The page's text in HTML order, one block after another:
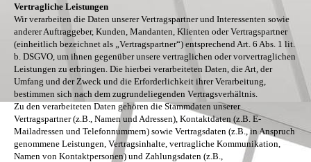
Vertragliche Leistungen
Wir verarbeiten die Daten unserer Vertragspartner und Interessenten sowie
anderer Auftraggeber, Kunden, Mandanten, Klienten oder Vertragspartner
(einheitlich bezeichnet als „Vertragspartner“) entsprechend Art. 6 Abs. 1 lit.
b. DSGVO, um ihnen gegenüber unsere vertraglichen oder vorvertraglichen
Leistungen zu erbringen. Die hierbei verarbeiteten Daten, die Art, der
Umfang und der Zweck und die Erforderlichkeit ihrer Verarbeitung,
bestimmen sich nach dem zugrundeliegenden Vertragsverhältnis.
Zu den verarbeiteten Daten gehören die Stammdaten unserer
Vertragspartner (z.B., Namen und Adressen), Kontaktdaten (z.B. E-
Mailadressen und Telefonnummern) sowie Vertragsdaten (z.B., in Anspruch
genommene Leistungen, Vertragsinhalte, vertragliche Kommunikation,
Namen von Kontaktpersonen) und Zahlungsdaten (z.B.,